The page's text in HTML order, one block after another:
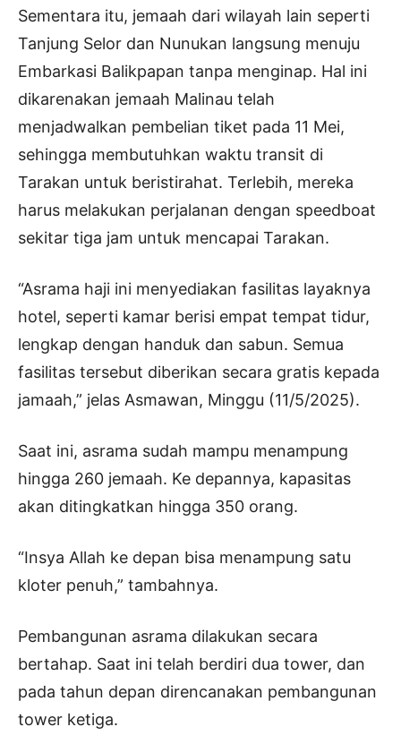
Sementara itu, jemaah dari wilayah lain seperti
Tanjung Selor dan Nunukan langsung menuju
Embarkasi Balikpapan tanpa menginap. Hal ini
dikarenakan jemaah Malinau telah
menjadwalkan pembelian tiket pada 11 Mei,
sehingga membutuhkan waktu transit di
Tarakan untuk beristirahat. Terlebih, mereka
harus melakukan perjalanan dengan speedboat
sekitar tiga jam untuk mencapai Tarakan.
“Asrama haji ini menyediakan fasilitas layaknya
hotel, seperti kamar berisi empat tempat tidur,
lengkap dengan handuk dan sabun. Semua
fasilitas tersebut diberikan secara gratis kepada
jamaah,” jelas Asmawan, Minggu (11/5/2025).
Saat ini, asrama sudah mampu menampung
hingga 260 jemaah. Ke depannya, kapasitas
akan ditingkatkan hingga 350 orang.
“Insya Allah ke depan bisa menampung satu
kloter penuh,” tambahnya.
Pembangunan asrama dilakukan secara
bertahap. Saat ini telah berdiri dua tower, dan
pada tahun depan direncanakan pembangunan
tower ketiga.